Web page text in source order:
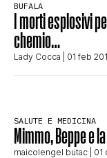
BUFALA
I morti esplosivi
chemio…
Lady Cocca | 01 feb
SALUTE E MEDICINA
Mimmo, Beppe e
maicolengel butac |